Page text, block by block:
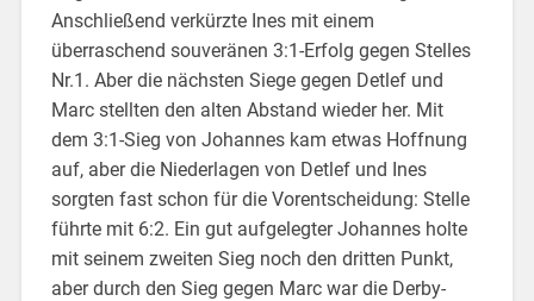
Anschließend verkürzte Ines mit einem
überraschend souveränen 3:1-Erfolg gegen Stelles
Nr.1. Aber die nächsten Siege gegen Detlef und
Marc stellten den alten Abstand wieder her. Mit
dem 3:1-Sieg von Johannes kam etwas Hoffnung
auf, aber die Niederlagen von Detlef und Ines
sorgten fast schon für die Vorentscheidung: Stelle
führte mit 6:2. Ein gut aufgelegter Johannes holte
mit seinem zweiten Sieg noch den dritten Punkt,
aber durch den Sieg gegen Marc war die Derby-